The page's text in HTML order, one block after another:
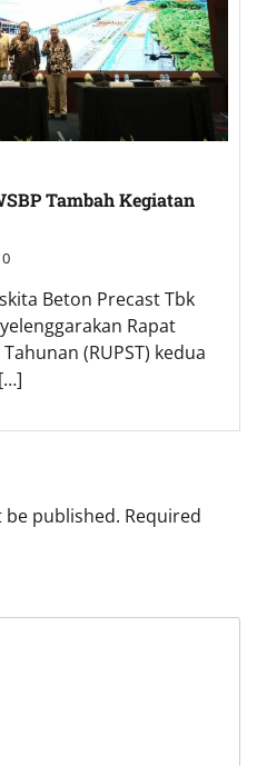
Tambah Kegiatan
0
Beton Precast Tbk
Rapat
(RUPST) kedua
published. Required